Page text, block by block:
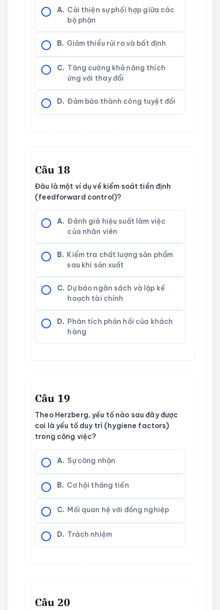
A. Cải thiện sự phối hợp giữa các
bộ phận
B. Giảm thiểu rủi ro và bất định
C. Tăng cường khả năng thích
ứng với thay đổi
D. Đảm bảo thành công tuyệt đối
Câu 18
Đâu là một ví dụ về kiểm soát tiền định
(feedforward control)?
A. Đánh giá hiệu suất làm việc
của nhân viên
B. Kiểm tra chất lượng sản phẩm
sau khi sản xuất
C. Dự báo ngân sách và lập kế
hoạch tài chính
D. Phân tích phản hồi của khách
hàng
Câu 19
Theo Herzberg, yếu tố nào sau đây được
coi là yếu tố duy trì (hygiene factors)
trong công việc?
A. Sự công nhận
B. Cơ hội thăng tiến
C. Mối quan hệ với đồng nghiệp
D. Trách nhiệm
Câu 20